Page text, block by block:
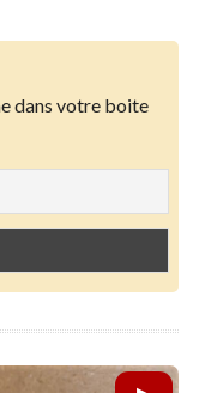
dans votre boite